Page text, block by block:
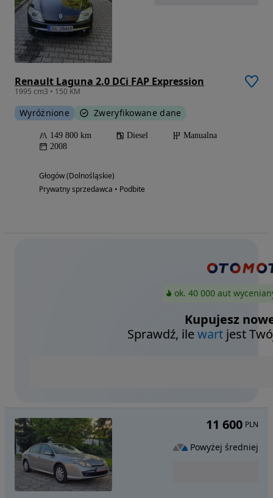
Renault Laguna 2.0 DCi FAP Expression
1995 cm3 • 150 KM
Wyróżnione Zweryfikowane dane
149 800 km Diesel
Manualna
2008
Głogów (Dolnośląskie)
Prywatny sprzedawca • Podbite
ok. 40 000 aut
Kupujesz
Sprawdź, ilewart jest
11 600 PLN
Powyżej średniej